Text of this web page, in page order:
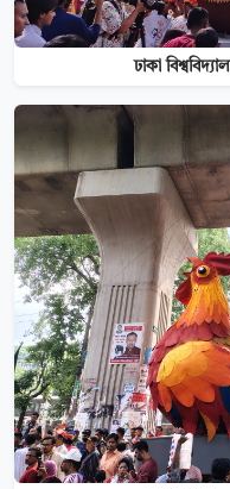
ঢাকা